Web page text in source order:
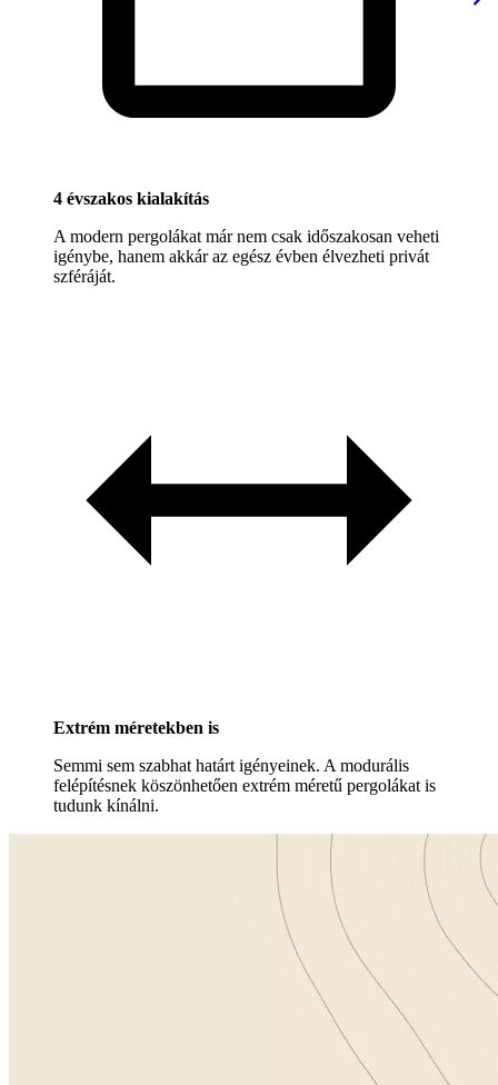
4 évszakos kialakítás
A modern pergolákat már nem csak időszakosan veheti
igénybe, hanem akkár az egész évben élvezheti privát
szféráját.
Extrém méretekben is
Semmi sem szabhat határt igényeinek. A modurális
felépítésnek köszönhetően extrém méretű pergolákat is
tudunk kínálni.